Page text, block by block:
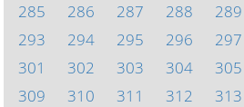
285
286 287 288 289
293
294 295 296 297
301
302 303 304 305
309
310 311 312 313